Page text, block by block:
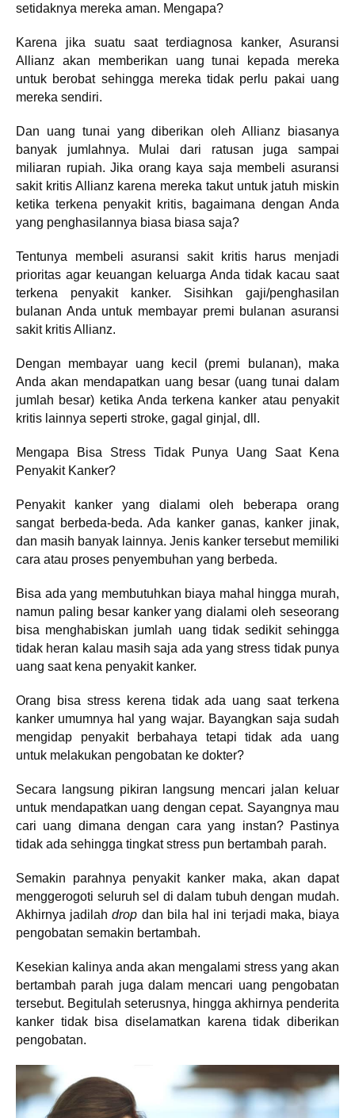
setidaknya mereka aman. Mengapa?
Karena jika suatu saat terdiagnosa kanker, Asuransi
Allianz akan memberikan uang tunai kepada mereka
untuk berobat sehingga mereka tidak perlu pakai uang
mereka sendiri.
Dan uang tunai yang diberikan oleh Allianz biasanya
banyak jumlahnya. Mulai dari ratusan juga sampai
miliaran rupiah. Jika orang kaya saja membeli asuransi
sakit kritis Allianz karena mereka takut untuk jatuh miskin
ketika terkena penyakit kritis, bagaimana dengan Anda
yang penghasilannya biasa biasa saja?
Tentunya membeli asuransi sakit kritis harus menjadi
prioritas agar keuangan keluarga Anda tidak kacau saat
terkena penyakit kanker. Sisihkan gaji/penghasilan
bulanan Anda untuk membayar premi bulanan asuransi
sakit kritis Allianz.
Dengan membayar uang kecil (premi bulanan), maka
Anda akan mendapatkan uang besar (uang tunai dalam
jumlah besar) ketika Anda terkena kanker atau penyakit
kritis lainnya seperti stroke, gagal ginjal, dll.
Mengapa Bisa Stress Tidak Punya Uang Saat Kena
Penyakit Kanker?
Penyakit kanker yang dialami oleh beberapa orang
sangat berbeda-beda. Ada kanker ganas, kanker jinak,
dan masih banyak lainnya. Jenis kanker tersebut memiliki
cara atau proses penyembuhan yang berbeda.
Bisa ada yang membutuhkan biaya mahal hingga murah,
namun paling besar kanker yang dialami oleh seseorang
bisa menghabiskan jumlah uang tidak sedikit sehingga
tidak heran kalau masih saja ada yang stress tidak punya
uang saat kena penyakit kanker.
Orang bisa stress kerena tidak ada uang saat terkena
kanker umumnya hal yang wajar. Bayangkan saja sudah
mengidap penyakit berbahaya tetapi tidak ada uang
untuk melakukan pengobatan ke dokter?
Secara langsung pikiran langsung mencari jalan keluar
untuk mendapatkan uang dengan cepat. Sayangnya mau
cari uang dimana dengan cara yang instan? Pastinya
tidak ada sehingga tingkat stress pun bertambah parah.
Semakin parahnya penyakit kanker maka, akan dapat
menggerogoti seluruh sel di dalam tubuh dengan mudah.
Akhirnya jadilahdrop dan bila hal ini terjadi maka, biaya
pengobatan semakin bertambah.
Kesekian kalinya anda akan mengalami stress yang akan
bertambah parah juga dalam mencari uang pengobatan
tersebut. Begitulah seterusnya, hingga akhirnya penderita
kanker tidak bisa diselamatkan karena tidak diberikan
pengobatan.